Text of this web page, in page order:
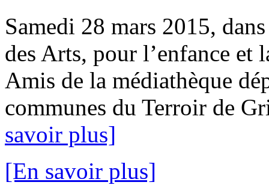
Samedi 28 mars 2015,
des Arts, pour l’enfance et
Amis de la médiathèque
communes du Terroir de
savoir plus]
[En savoir plus]